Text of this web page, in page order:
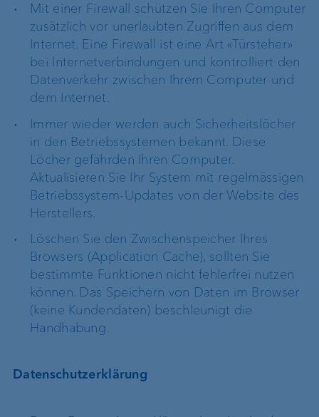
Mit einer Firewall schützen Sie Ihren Computer
zusätzlich vor unerlaubten Zugriffen aus dem
Internet. Eine Firewall ist eine Art «Türsteher»
bei Internetverbindungen und kontrolliert den
Datenverkehr zwischen Ihrem Computer und
dem Internet.
Immer wieder werden auch Sicherheitslöcher
in den Betriebssystemen bekannt. Diese
Löcher gefährden Ihren Computer.
Aktualisieren Sie Ihr System mit regelmässigen
Betriebssystem-Updates von der Website des
Herstellers.
Löschen Sie den Zwischenspeicher Ihres
Browsers (Application Cache), sollten Sie
bestimmte Funktionen nicht fehlerfrei nutzen
können. Das Speichern von Daten im Browser
(keine Kundendaten) beschleunigt die
Handhabung.
Datenschutzerklärung